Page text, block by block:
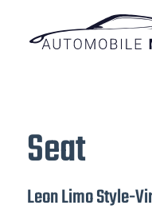
Seat
Leon Limo Style-